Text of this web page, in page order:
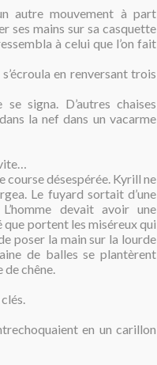
autre mouvement à part
ses mains sur sa casquette
à celui que l’on fait
en renversant trois
signa. D’autres chaises
la nef dans un vacarme
course désespérée. Kyrill ne
Le fuyard sortait d’une
devait avoir une
que portent les miséreux qui
poser la main sur la lourde
de balles se plantèrent
chêne.
en un carillon